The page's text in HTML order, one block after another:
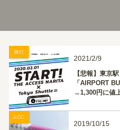
旅行
2021/2/9
【悲報】東京
「AIRPORT
→1,300円に値
LCC
2019/10/15